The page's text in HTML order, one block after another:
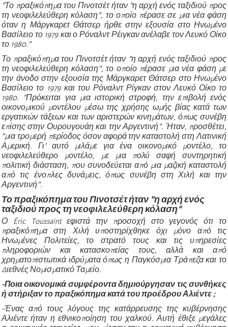
"Το πραξικόπημα του Πινοτσέτ ήταν "η αρχή ενός ταξιδιού προς
τη νεοφιλελεύθερη κόλαση", το οποίο πέρασε σε μια νέα φάση
όταν η Μάργκαρετ Θάτσερ ήρθε στην εξουσία στο Ηνωμένο
Βασίλειο το 1979 και ο Ρόναλντ Ρέιγκαν ανέλαβε τον Λευκό Οίκο
το 1980."
Το πραξικόπημα του Πινοτσέτ ήταν "η αρχή ενός ταξιδιού προς
τη νεοφιλελεύθερη κόλαση", το οποίο πέρασε μια νέα φάση με
την άνοδο στην εξουσία της Μάργκαρετ Θάτσερ στο Ηνωμένο
Βασίλειο το 1979 και του Ρόναλντ Ρίγκαν στον Λευκό Οίκο το
1980. "Πρόκειται για μια ιστορική στροφή, την επιβολή ενός
οικονομικού μοντέλου μέσω της χρήσης ωμής βίας κατά των
εργατικών τάξεων και των αριστερών κινημάτων, όπως συνέβη
επίσης στην Ουρουγουάη και την Αργεντινή". Ήταν, προσθέτει,
"μια τρομερή περίοδος όσον αφορά την καταστολή στη Λατινική
Αμερική. Γι' αυτό μιλάμε για ένα οικονομικό μοντέλο, το
νεοφιλελεύθερο μοντέλο, με μια πολύ σαφή συντηρητική
πολιτική διάσταση, που συνοδεύεται από μια μαζική καταστολή
από τις ένοπλες δυνάμεις, όπως συνέβη στη Χιλή και την
Αργεντινή".
Το πραξικόπημα του Πινοτσέτ ήταν "η αρχή ενός
ταξιδιού προς τη νεοφιλελεύθερη κόλαση"
Ο Éric Toussaint εφιστά την προσοχή στο γεγονός ότι το
πραξικόπημα στη Χιλή υποστηρίχθηκε όχι μόνο από τις
Ηνωμένες Πολιτείες, το στρατό τους και τις υπηρεσίες
πληροφοριών και κατασκοπείας τους, αλλά και από
χρηματοπιστωτικά ιδρύματα όπως η Παγκόσμια Τράπεζα και το
Διεθνές Νομισματικό Ταμείο.
-Ποια οικονομικά συμφέροντα δημιούργησαν τις συνθήκες
ή στήριξαν το πραξικόπημα κατά του προέδρου Αλιέντε ;
-Ένας από τους λόγους της κατάρρευσης της κυβέρνησης
Αλιέντε ήταν η εθνικοποίηση του χαλκού. Αυτή έθιξε μεγάλες